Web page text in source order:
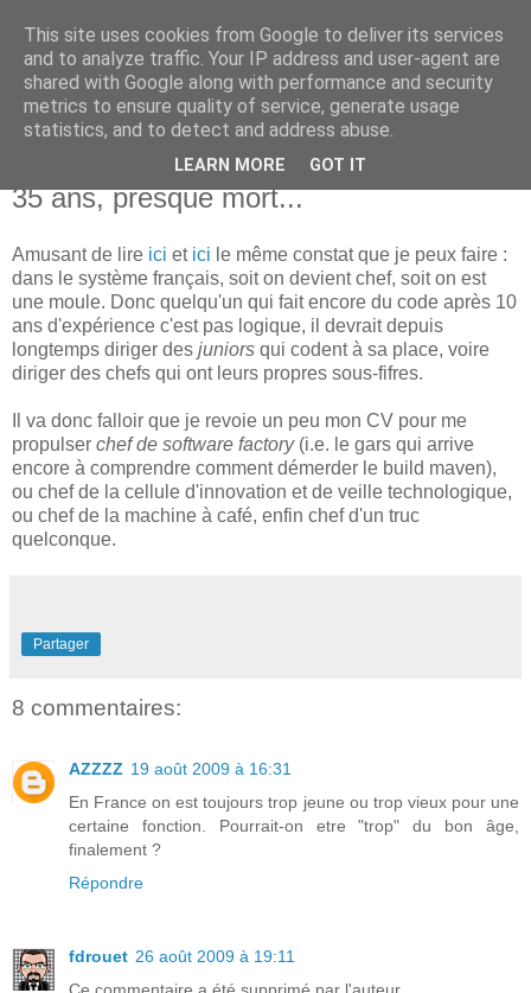
new Blog( perso );
Yet another Java blog, comme on dit
35 ans, presque mort...
Amusant de lire ici et ici le même constat que je peux faire :
dans le système français, soit on devient chef, soit on est
une moule. Donc quelqu'un qui fait encore du code après 10
ans d'expérience c'est pas logique, il devrait depuis
longtemps diriger des juniors qui codent à sa place, voire
diriger des chefs qui ont leurs propres sous-fifres.
Il va donc falloir que je revoie un peu mon CV pour me
propulser chef de software factory(i.e. le gars qui arrive
encore à comprendre comment démerder le build maven),
ou chef de la cellule d'innovation et de veille technologique,
ou chef de la machine à café, enfin chef d'un truc
quelconque.
Partager
8 commentaires:
AZZZZ 19 août 2009 à 16:31
En France on est toujours trop jeune ou trop vieux pour une
certaine fonction. Pourrait-on etre "trop" du bon âge,
finalement ?
Répondre
fdrouet 26 août 2009 à 19:11
This site uses cookies from Google to deliver its services
and to analyze traffic. Your IP address and user-agent are
shared with Google along with performance and security
metrics to ensure quality of service, generate usage
statistics, and to detect and address abuse.
LEARN MORE GOT IT